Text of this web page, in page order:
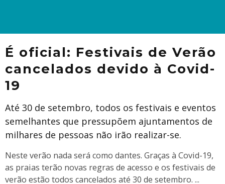
É oficial: Festivais de Verão
cancelados devido à Covid-
19
Até 30 de setembro, todos os festivais e eventos
semelhantes que pressupõem ajuntamentos de
milhares de pessoas não irão realizar-se.
Neste verão nada será como dantes. Graças à Covid-19,
as praias terão novas regras de acesso e os festivais de
verão estão todos cancelados até 30 de setembro. ...